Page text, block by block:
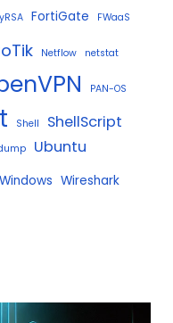
FortiGate FWaaS
Netflow netstat
PAN-OS
Shell ShellScript
Ubuntu
Windows Wireshark